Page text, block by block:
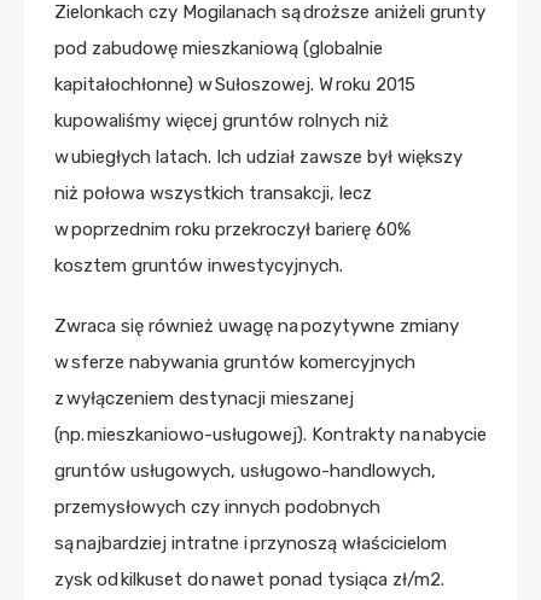
Zielonkach czy Mogilanach są droższe aniżeli grunty
pod zabudowę mieszkaniową (globalnie
kapitałochłonne) w Sułoszowej. W roku 2015
kupowaliśmy więcej gruntów rolnych niż
w ubiegłych latach. Ich udział zawsze był większy
niż połowa wszystkich transakcji, lecz
w poprzednim roku przekroczył barierę 60%
kosztem gruntów inwestycyjnych.
Zwraca się również uwagę na pozytywne zmiany
w sferze nabywania gruntów komercyjnych
z wyłączeniem destynacji mieszanej
(np. mieszkaniowo-usługowej). Kontrakty na nabycie
gruntów usługowych, usługowo-handlowych,
przemysłowych czy innych podobnych
są najbardziej intratne i przynoszą właścicielom
zysk od kilkuset do nawet ponad tysiąca zł/m2.